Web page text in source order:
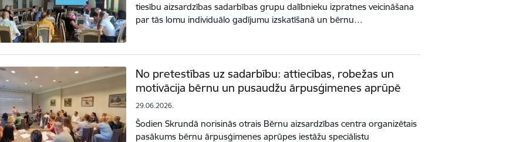
tiesību aizsardzības sadarbības grupu dalībnieku izpratnes veicināšana
par tās lomu individuālo gadījumu izskatīšanā un bērnu…
No pretestības uz sadarbību: attiecības, robežas un
motivācija bērnu un pusaudžu ārpusģimenes aprūpē
29.06.2026.
Šodien Skrundā norisinās otrais Bērnu aizsardzības centra organizētais
pasākums bērnu ārpusģimenes aprūpes iestāžu speciālistu